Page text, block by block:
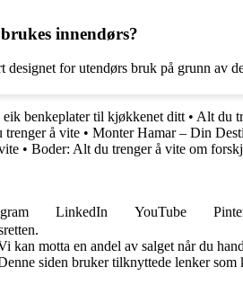
innendørs?
for utendørs bruk på grunn av
benkeplater til kjøkkenet ditt • Alt du
trenger å vite • Monter Hamar – Din
• Boder: Alt du trenger å vite om
LinkedIn YouTube
motta en andel av salget når du
siden bruker tilknyttede lenker som